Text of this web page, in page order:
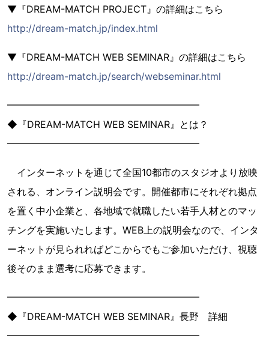
▼『DREAM-MATCH PROJECT』の詳細はこちら
http://dream-match.jp/index.html
▼『DREAM-MATCH WEB SEMINAR』の詳細はこちら
http://dream-match.jp/search/webseminar.html
━━━━━━━━━━━━━━━━━━━━
◆『DREAM-MATCH WEB SEMINAR』とは？
━━━━━━━━━━━━━━━━━━━━
インターネットを通じて全国10都市のスタジオより放映
される、オンライン説明会です。開催都市にそれぞれ拠点
を置く中小企業と、各地域で就職したい若手人材とのマッ
チングを実施いたします。WEB上の説明会なので、インタ
ーネットが見られればどこからでもご参加いただけ、視聴
後そのまま選考に応募できます。
━━━━━━━━━━━━━━━━━━━━
◆『DREAM-MATCH WEB SEMINAR』長野 詳細
━━━━━━━━━━━━━━━━━━━━